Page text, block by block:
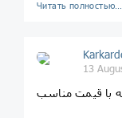
Читать полностью…
13
با قیمت مناسب